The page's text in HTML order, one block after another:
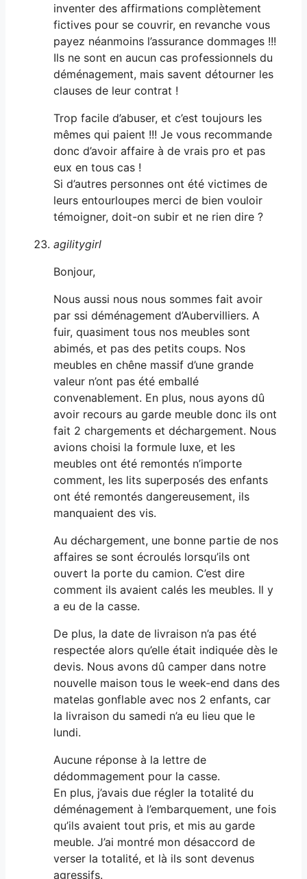
inventer des affirmations complètement
fictives pour se couvrir, en revanche vous
payez néanmoins l’assurance dommages !!!
Ils ne sont en aucun cas professionnels du
déménagement, mais savent détourner les
clauses de leur contrat !
Trop facile d’abuser, et c’est toujours les
mêmes qui paient !!! Je vous recommande
donc d’avoir affaire à de vrais pro et pas
eux en tous cas !
Si d’autres personnes ont été victimes de
leurs entourloupes merci de bien vouloir
témoigner, doit-on subir et ne rien dire ?
agilitygirl
Bonjour,
Nous aussi nous nous sommes fait avoir
par ssi déménagement d’Aubervilliers. A
fuir, quasiment tous nos meubles sont
abimés, et pas des petits coups. Nos
meubles en chêne massif d’une grande
valeur n’ont pas été emballé
convenablement. En plus, nous ayons dû
avoir recours au garde meuble donc ils ont
fait 2 chargements et déchargement. Nous
avions choisi la formule luxe, et les
meubles ont été remontés n’importe
comment, les lits superposés des enfants
ont été remontés dangereusement, ils
manquaient des vis.
Au déchargement, une bonne partie de nos
affaires se sont écroulés lorsqu’ils ont
ouvert la porte du camion. C’est dire
comment ils avaient calés les meubles. Il y
a eu de la casse.
De plus, la date de livraison n’a pas été
respectée alors qu’elle était indiquée dès le
devis. Nous avons dû camper dans notre
nouvelle maison tous le week-end dans des
matelas gonflable avec nos 2 enfants, car
la livraison du samedi n’a eu lieu que le
lundi.
Aucune réponse à la lettre de
dédommagement pour la casse.
En plus, j’avais due régler la totalité du
déménagement à l’embarquement, une fois
qu’ils avaient tout pris, et mis au garde
meuble. J’ai montré mon désaccord de
verser la totalité, et là ils sont devenus
agressifs.